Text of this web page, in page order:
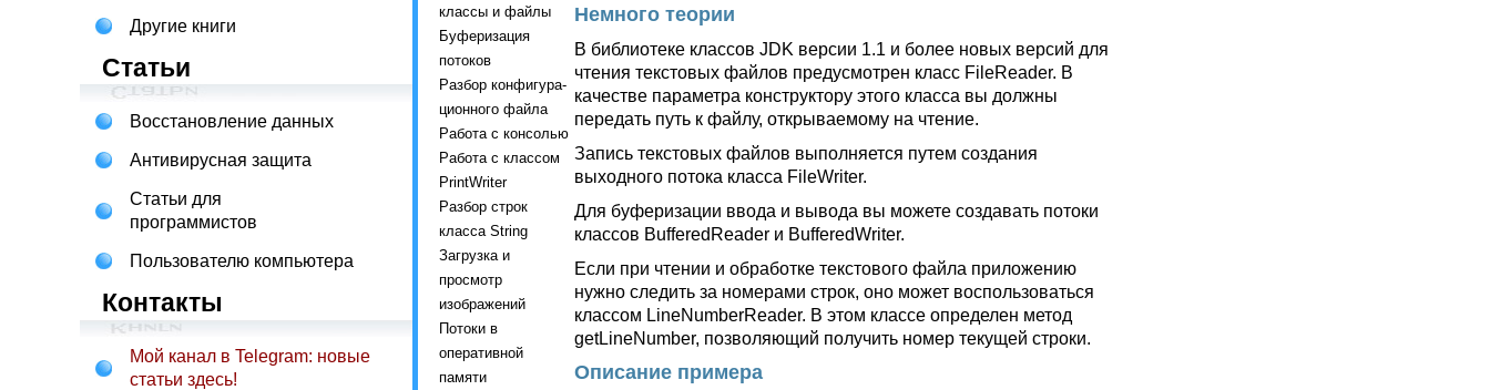
Другие книги
Статьи
Восстановление данных
Антивирусная защита
Статьи для
программистов
Пользователю компьютера
Контакты
Мой канал в Telegram: новые
статьи здесь!
классы и файлы
Буферизация
потоков
Разбор конфигура-
ционного файла
Работа с консолью
Работа с классом
PrintWriter
Разбор строк
класса String
Загрузка и
просмотр
изображений
Потоки в
оперативной
памяти
Немного теории
В библиотеке классов JDK версии 1.1 и более новых версий для
чтения текстовых файлов предусмотрен класс FileReader. В
качестве параметра конструктору этого класса вы должны
передать путь к файлу, открываемому на чтение.
Запись текстовых файлов выполняется путем создания
выходного потока класса FileWriter.
Для буферизации ввода и вывода вы можете создавать потоки
классов BufferedReader и BufferedWriter.
Если при чтении и обработке текстового файла приложению
нужно следить за номерами строк, оно может воспользоваться
классом LineNumberReader. В этом классе определен метод
getLineNumber, позволяющий получить номер текущей строки.
Описание примера